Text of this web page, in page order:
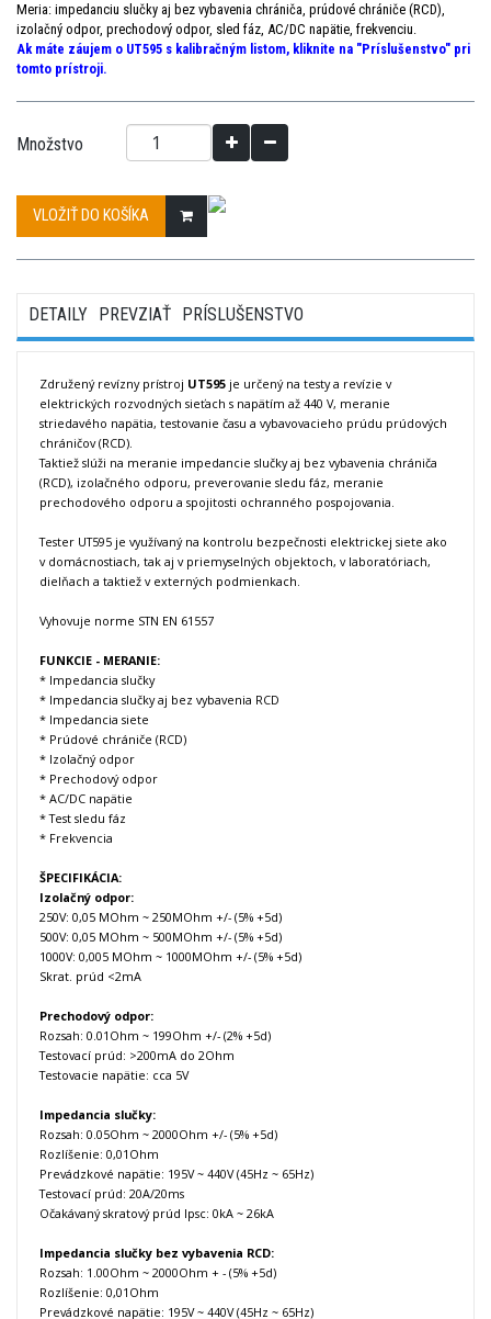
Meria: impedanciu slučky aj bez vybavenia chrániča, prúdové chrániče (RCD),
izolačný odpor, prechodový odpor, sled fáz, AC/DC napätie, frekvenciu.
Ak máte záujem o UT595 s kalibračným listom, kliknite na "Príslušenstvo" pri
tomto prístroji.
Množstvo
VLOŽIŤ DO KOŠÍKA
DETAILY PREVZIAŤ PRÍSLUŠENSTVO
Združený revízny prístroj UT595 je určený na testy a revízie v
elektrických rozvodných sieťach s napätím až 440 V, meranie
striedavého napätia, testovanie času a vybavovacieho prúdu prúdových
chráničov (RCD).
Taktiež slúži na meranie impedancie slučky aj bez vybavenia chrániča
(RCD), izolačného odporu, preverovanie sledu fáz, meranie
prechodového odporu a spojitosti ochranného pospojovania.
Tester UT595 je využívaný na kontrolu bezpečnosti elektrickej siete ako
v domácnostiach, tak aj v priemyselných objektoch, v laboratóriach,
dielňach a taktiež v externých podmienkach.
Vyhovuje norme STN EN 61557
FUNKCIE - MERANIE:
* Impedancia slučky
* Impedancia slučky aj bez vybavenia RCD
* Impedancia siete
* Prúdové chrániče (RCD)
* Izolačný odpor
* Prechodový odpor
* AC/DC napätie
* Test sledu fáz
* Frekvencia
ŠPECIFIKÁCIA:
Izolačný odpor:
250V: 0,05 MOhm ~ 250MOhm +/- (5% +5d)
500V: 0,05 MOhm ~ 500MOhm +/- (5% +5d)
1000V: 0,005 MOhm ~ 1000MOhm +/- (5% +5d)
Skrat. prúd <2mA
Prechodový odpor:
Rozsah: 0.01Ohm ~ 199Ohm +/- (2% +5d)
Testovací prúd: >200mA do 2Ohm
Testovacie napätie: cca 5V
Impedancia slučky:
Rozsah: 0.05Ohm ~ 2000Ohm +/- (5% +5d)
Rozlíšenie: 0,01Ohm
Prevádzkové napätie: 195V ~ 440V (45Hz ~ 65Hz)
Testovací prúd: 20A/20ms
Očakávaný skratový prúd Ipsc: 0kA ~ 26kA
Impedancia slučky bez vybavenia RCD:
Rozsah: 1.00Ohm ~ 2000Ohm + - (5% +5d)
Rozlíšenie: 0,01Ohm
Prevádzkové napätie: 195V ~ 440V (45Hz ~ 65Hz)